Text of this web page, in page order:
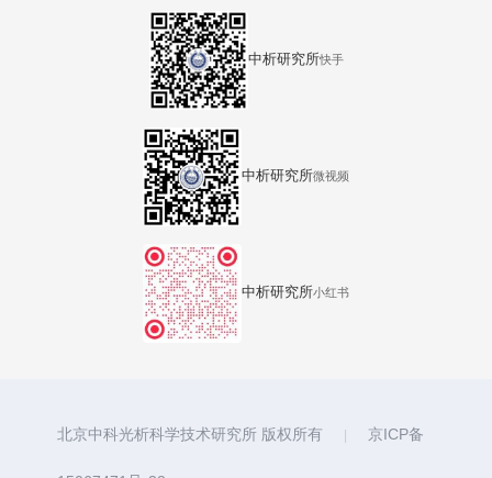
中析研究所快手
中析研究所微视频
中析研究所小红书
北京中科光析科学技术研究所 版权所有 | 京ICP备